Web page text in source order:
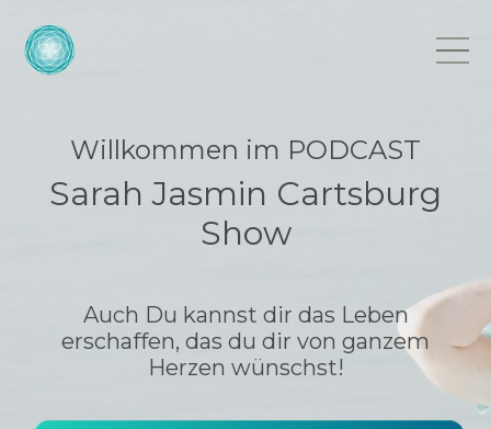
Willkommen im PODCAST
Sarah Jasmin Cartsburg
Show
Auch Du kannst dir das Leben
erschaffen, das du dir von ganzem
Herzen wünschst!